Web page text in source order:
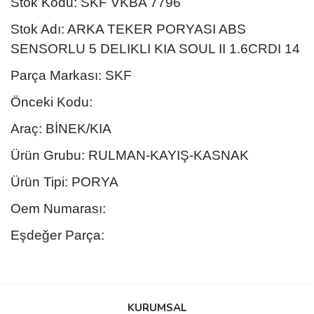
Stok Adı: ARKA TEKER PORYASI ABS
SENSORLU 5 DELIKLI KIA SOUL II 1.6CRDI 14
Parça Markası: SKF
Önceki Kodu:
Araç: BİNEK/KIA
Ürün Grubu: RULMAN-KAYIŞ-KASNAK
Ürün Tipi: PORYA
Oem Numarası:
Eşdeğer Parça:
Bu ürüne ilk yorumu siz yapın!
KURUMSAL